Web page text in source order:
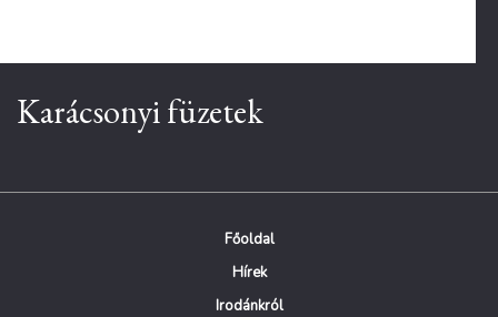
Karácsonyi füzetek
Főoldal
Hírek
Irodánkról